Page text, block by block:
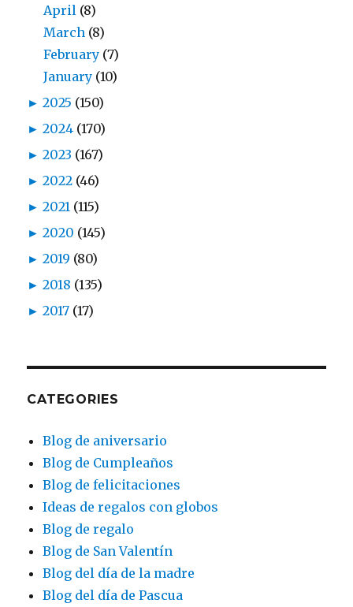
April (8)
March (8)
February (7)
January (10)
► 2025 (150)
► 2024 (170)
► 2023 (167)
► 2022 (46)
► 2021 (115)
► 2020 (145)
► 2019 (80)
► 2018 (135)
► 2017 (17)
CATEGORIES
Blog de aniversario
Blog de Cumpleaños
Blog de felicitaciones
Ideas de regalos con globos
Blog de regalo
Blog de San Valentín
Blog del día de la madre
Blog del día de Pascua